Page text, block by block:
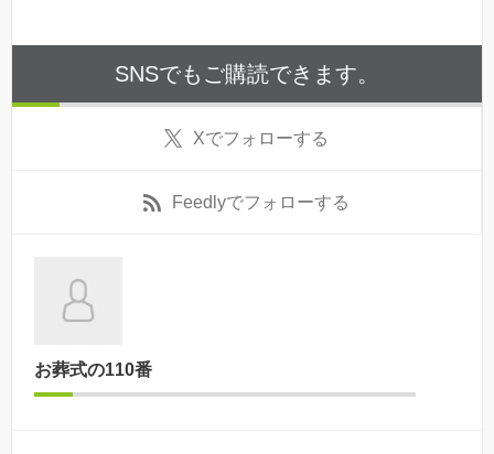
SNSでもご購読できます。
Xでフォローする
Feedlyでフォローする
お葬式の110番